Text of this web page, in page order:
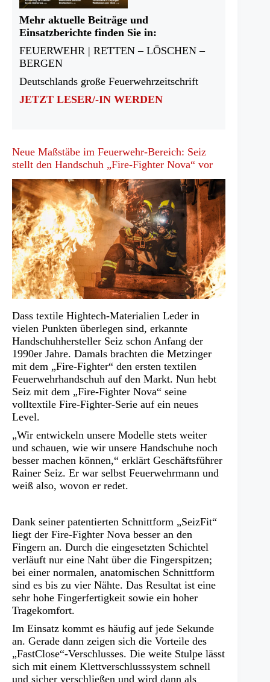
Mehr aktuelle Beiträge und
Einsatzberichte finden Sie in:
FEUERWEHR | RETTEN – LÖSCHEN –
BERGEN
Deutschlands große Feuerwehrzeitschrift
JETZT LESER/-IN WERDEN
Neue Maßstäbe im Feuerwehr-Bereich: Seiz
stellt den Handschuh „Fire-Fighter Nova“ vor
Dass textile Hightech-Materialien Leder in
vielen Punkten überlegen sind, erkannte
Handschuhhersteller Seiz schon Anfang der
1990er Jahre. Damals brachten die Metzinger
mit dem „Fire-Fighter“ den ersten textilen
Feuerwehrhandschuh auf den Markt. Nun hebt
Seiz mit dem „Fire-Fighter Nova“ seine
volltextile Fire-Fighter-Serie auf ein neues
Level.
„Wir entwickeln unsere Modelle stets weiter
und schauen, wie wir unsere Handschuhe noch
besser machen können,“ erklärt Geschäftsführer
Rainer Seiz. Er war selbst Feuerwehrmann und
weiß also, wovon er redet.
Dank seiner patentierten Schnittform „SeizFit“
liegt der Fire-Fighter Nova besser an den
Fingern an. Durch die eingesetzten Schichtel
verläuft nur eine Naht über die Fingerspitzen;
bei einer normalen, anatomischen Schnittform
sind es bis zu vier Nähte. Das Resultat ist eine
sehr hohe Fingerfertigkeit sowie ein hoher
Tragekomfort.
Im Einsatz kommt es häufig auf jede Sekunde
an. Gerade dann zeigen sich die Vorteile des
„FastClose“-Verschlusses. Die weite Stulpe lässt
sich mit einem Klettverschlusssystem schnell
und sicher verschließen und wird dann als